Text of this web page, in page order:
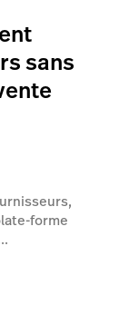
sans
forme